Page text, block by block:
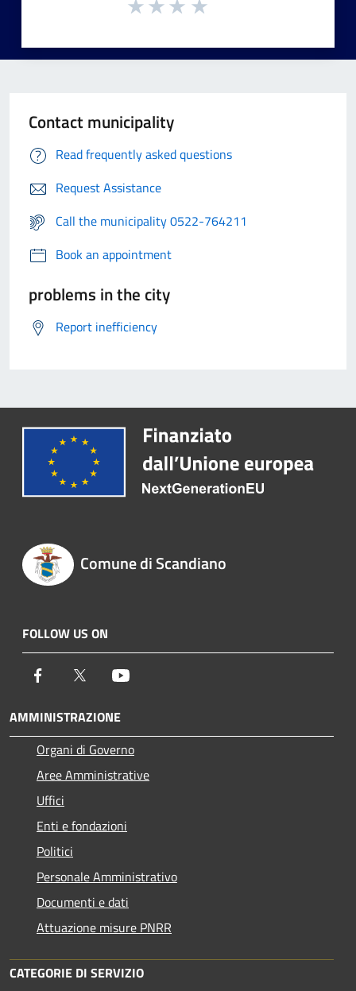
Contact municipality
Read frequently asked questions
Request Assistance
Call the municipality 0522-764211
Book an appointment
problems in the city
Report inefficiency
Comune di Scandiano
FOLLOW US ON
Facebook Twitter
AMMINISTRAZIONE
Organi di Governo
Aree Amministrative
Uffici
Enti e fondazioni
Politici
Personale Amministrativo
Documenti e dati
Attuazione misure PNRR
CATEGORIE DI SERVIZIO